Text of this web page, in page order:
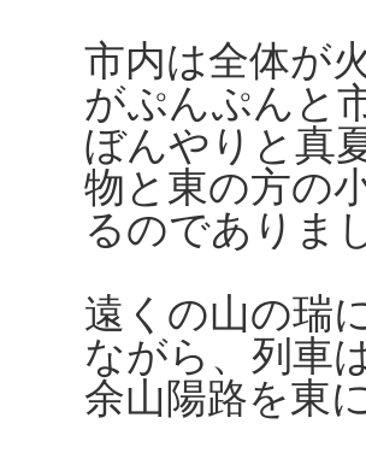
市内は全体が
がぷんぷんと
ぼんやりと真
物と東の方の
るのでありま
遠くの山の瑞
ながら、列車
余山陽路を東